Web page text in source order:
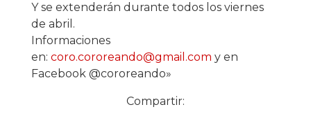
Y se extenderán durante todos los viernes
de abril.
Informaciones
en: coro.cororeando@gmail.com y en
Facebook @cororeando»
Compartir: